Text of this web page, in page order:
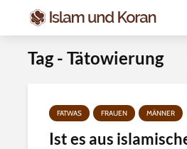
Tag - Tätowierung
FATWAS FRAUEN MÄNNER
Ist es aus